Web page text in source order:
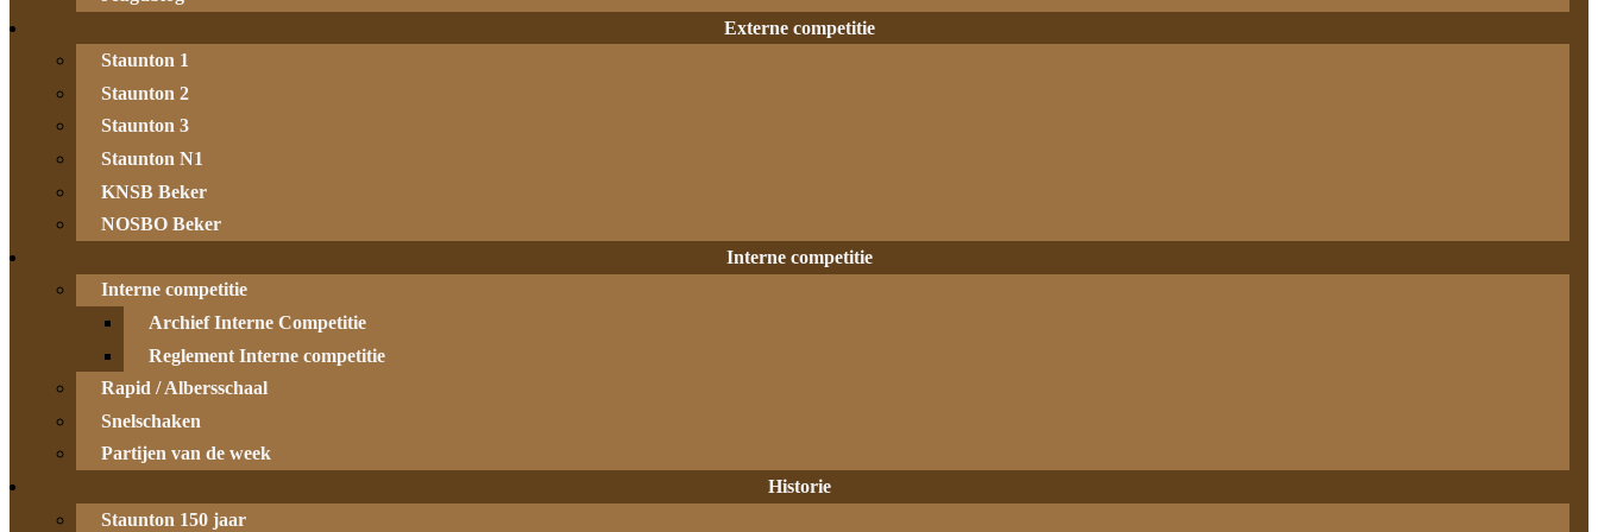
Externe competitie
Staunton 1
Staunton 2
Staunton 3
Staunton N1
KNSB Beker
NOSBO Beker
Interne competitie
Interne competitie
Archief Interne Competitie
Reglement Interne competitie
Rapid / Albersschaal
Snelschaken
Partijen van de week
Historie
Staunton 150 jaar